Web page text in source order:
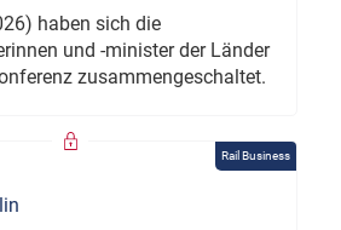
haben sich die
und -minister der Länder
zusammengeschaltet.
Rail Business